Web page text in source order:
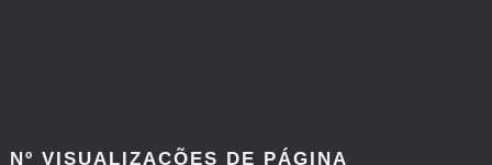
Nº VISUALIZAÇÕES DE PÁGINA